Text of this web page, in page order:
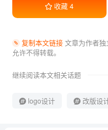
收藏 4
复制本文链接文章为作者独
允许不得转载。
继续阅读本文相关话题
logo设计 改版设